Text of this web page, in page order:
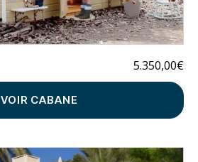
5.350,00€
VOIR CABANE